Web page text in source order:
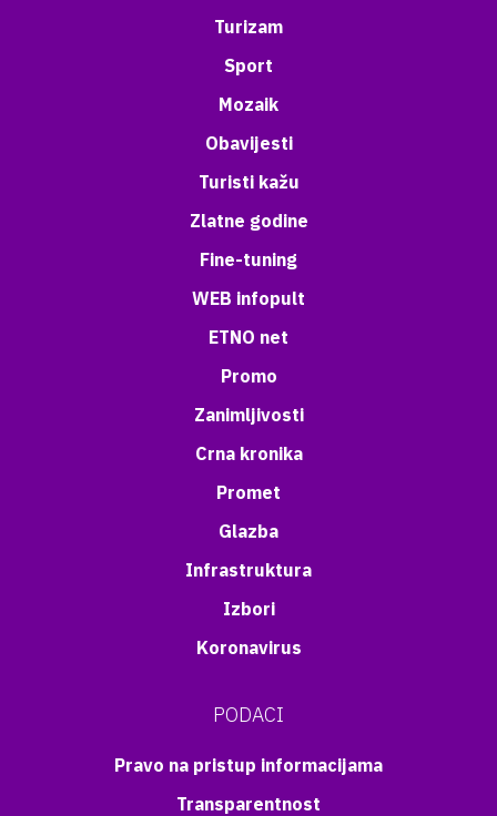
Turizam
Sport
Mozaik
Obavijesti
Turisti kažu
Zlatne godine
Fine-tuning
WEB infopult
ETNO net
Promo
Zanimljivosti
Crna kronika
Promet
Glazba
Infrastruktura
Izbori
Koronavirus
PODACI
Pravo na pristup informacijama
Transparentnost